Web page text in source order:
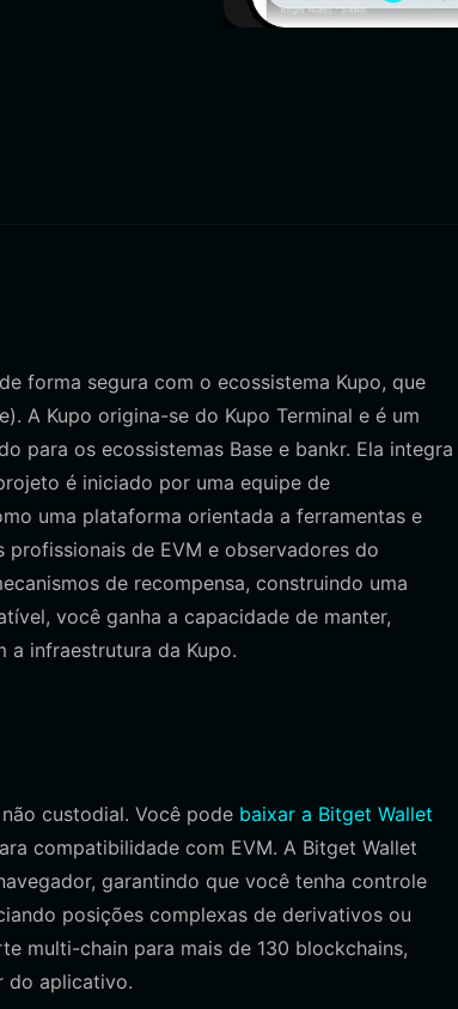
forma segura com o ecossistema Kupo, que
A Kupo origina-se do Kupo Terminal e é um
para os ecossistemas Base e bankr. Ela integra
é iniciado por uma equipe de
uma plataforma orientada a ferramentas e
de EVM e observadores do
de recompensa, construindo uma
você ganha a capacidade de manter,
infraestrutura da Kupo.
custodial. Você pode baixar a Bitget Wallet
compatibilidade com EVM. A Bitget Wallet
garantindo que você tenha controle
posições complexas de derivativos ou
multi-chain para mais de 130 blockchains,
do aplicativo.